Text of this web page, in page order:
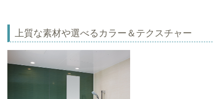
上質な素材や選べるカラー＆テクスチャー